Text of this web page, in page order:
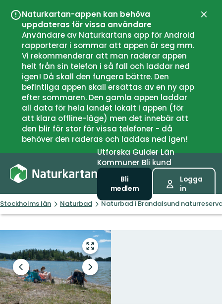
Naturkartan-appen kan behöva
uppdateras för vissa användare
Användare av Naturkartans app för Android
rapporterar i sommar att appen är seg mm.
Vi rekommenderar att man raderar appen
helt från sin telefon i så fall och laddar ned
igen! Då skall den fungera bättre. Den
befintliga appen skall ersättas av en ny app
efter sommaren. Den gamla appen laddar
all data för hela landet lokalt i appen (för
att klara offline-läge) men det innebär att
den blir för stor för vissa telefoner - då
behöver den raderas och laddas ned igen!
UtforskaGuiderLän
Kommuner Bli kund
Bli
medlem
Logga
in
Stockholms län Naturbad Naturbad i Brandalsund
Gå
till
helskärmsläge
Föregående
bild
Nästa
bildspel